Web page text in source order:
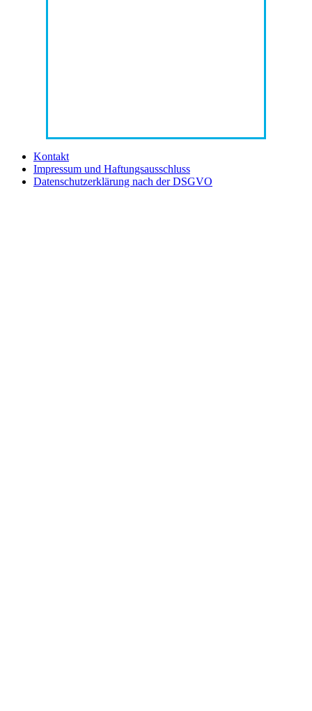
Kontakt
Impressum und Haftungsausschluss
Datenschutzerklärung nach der DSGVO